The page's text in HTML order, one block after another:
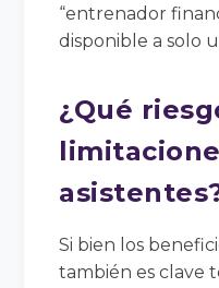
“entrenador
disponible a solo
¿Qué
Si bien los
también es clave